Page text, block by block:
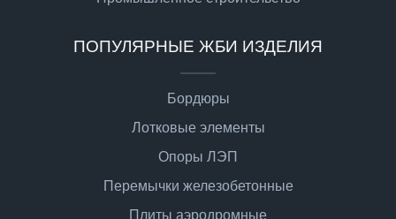
ПОПУЛЯРНЫЕ ЖБИ ИЗДЕЛИЯ
Бордюры
Лотковые элементы
Опоры ЛЭП
Перемычки железобетонные
Плиты аэродромные